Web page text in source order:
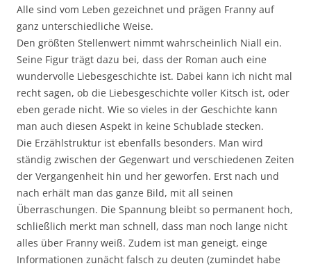
Alle sind vom Leben gezeichnet und prägen Franny auf
ganz unterschiedliche Weise.
Den größten Stellenwert nimmt wahrscheinlich Niall ein.
Seine Figur trägt dazu bei, dass der Roman auch eine
wundervolle Liebesgeschichte ist. Dabei kann ich nicht mal
recht sagen, ob die Liebesgeschichte voller Kitsch ist, oder
eben gerade nicht. Wie so vieles in der Geschichte kann
man auch diesen Aspekt in keine Schublade stecken.
Die Erzählstruktur ist ebenfalls besonders. Man wird
ständig zwischen der Gegenwart und verschiedenen Zeiten
der Vergangenheit hin und her geworfen. Erst nach und
nach erhält man das ganze Bild, mit all seinen
Überraschungen. Die Spannung bleibt so permanent hoch,
schließlich merkt man schnell, dass man noch lange nicht
alles über Franny weiß. Zudem ist man geneigt, einge
Informationen zunächt falsch zu deuten (zumindet habe